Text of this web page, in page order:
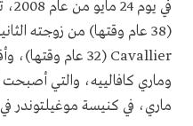
في
Cavallier (32 عام وقتها)، وأقيم حفل زفاف
وماري كافالييه، والتي
ماري، في كنيسة موغيلتوندر